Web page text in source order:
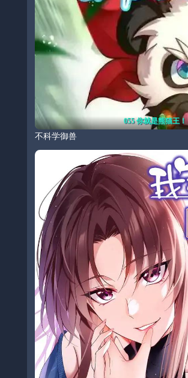
055 你就是熊猫王！
不科学御兽